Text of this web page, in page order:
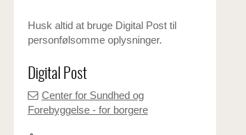
Husk altid at bruge Digital Post til
personfølsomme oplysninger.
Digital Post
Center for Sundhed og
Forebyggelse - for borgere